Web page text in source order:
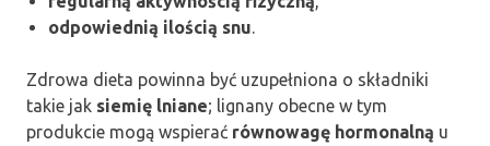
odpowiednią ilością snu.
Zdrowa dieta powinna być uzupełniona o składniki
takie jak siemię lniane; lignany obecne w tym
produkcie mogą wspierać równowagę hormonalną u